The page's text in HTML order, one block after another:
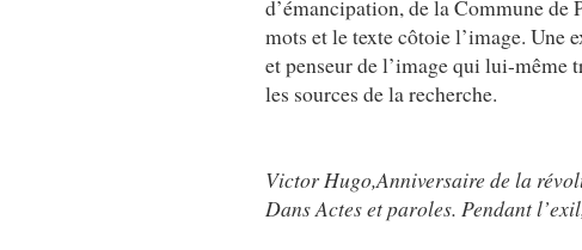
d’émancipation, de la Commune de
mots et le texte côtoie l’image.
et penseur de l’image qui lui-même
les sources de la recherche.
Victor Hugo,Anniversaire de la
Dans Actes et paroles. Pendant